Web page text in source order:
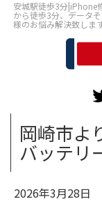
安城駅徒歩3分|iPhone
から徒歩3分、データ
様のお悩み解決致します
岡崎市よ
バッテリ
2026年3月28日